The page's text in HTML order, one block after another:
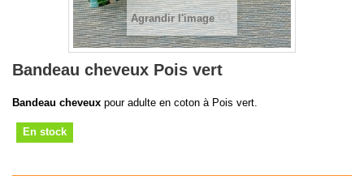
Agrandir l'image
Bandeau cheveux Pois vert
Bandeau cheveux pour adulte en coton à Pois vert.
En stock